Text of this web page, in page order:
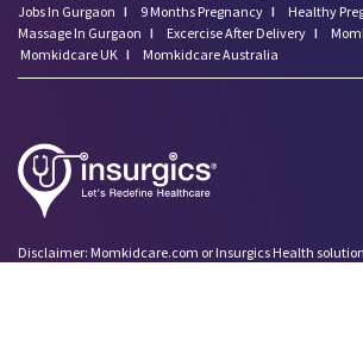
Jobs In Gurgaon I 9 Months Pregnancy I Healthy
Massage In Gurgaon I Excercise After Delivery I
Momkidcare UK I Momkidcare Australia
Disclaimer: Momkidcare.com or Insurgics Health